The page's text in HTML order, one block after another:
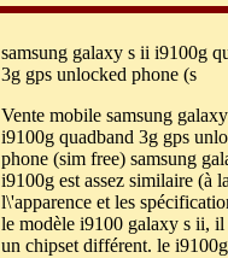
samsung galaxy s ii i9100g
3g gps unlocked phone (s
Vente mobile samsung
i9100g quadband 3g gps
phone (sim free) samsung
i9100g est assez similaire (à
l\'apparence et les
le modèle i9100 galaxy s ii, il
un chipset différent. le i9100g